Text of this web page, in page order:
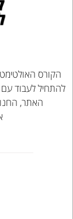
הקורס
להתחיל לעבוד
האתר,